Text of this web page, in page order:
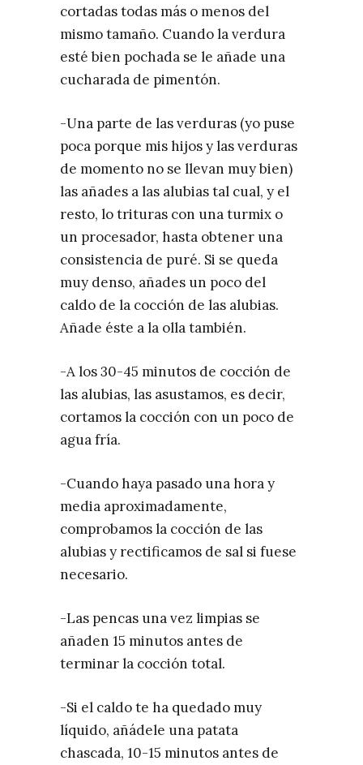
cortadas todas más o menos del
mismo tamaño. Cuando la verdura
esté bien pochada se le añade una
cucharada de pimentón.
-Una parte de las verduras (yo puse
poca porque mis hijos y las verduras
de momento no se llevan muy bien)
las añades a las alubias tal cual, y el
resto, lo trituras con una turmix o
un procesador, hasta obtener una
consistencia de puré. Si se queda
muy denso, añades un poco del
caldo de la cocción de las alubias.
Añade éste a la olla también.
-A los 30-45 minutos de cocción de
las alubias, las asustamos, es decir,
cortamos la cocción con un poco de
agua fría.
-Cuando haya pasado una hora y
media aproximadamente,
comprobamos la cocción de las
alubias y rectificamos de sal si fuese
necesario.
-Las pencas una vez limpias se
añaden 15 minutos antes de
terminar la cocción total.
-Si el caldo te ha quedado muy
líquido, añádele una patata
chascada, 10-15 minutos antes de